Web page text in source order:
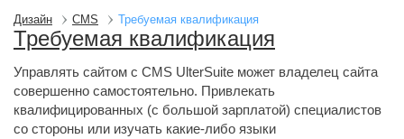
Дизайн CMS Требуемая квалификация
Требуемая квалификация
Управлять сайтом с CMS UlterSuite может владелец сайта
совершенно самостоятельно. Привлекать
квалифицированных (с большой зарплатой) специалистов
со стороны или изучать какие-либо языки